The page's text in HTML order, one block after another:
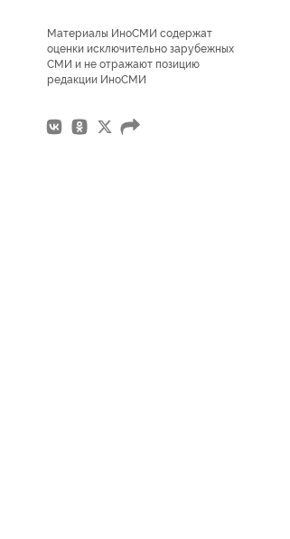
Материалы ИноСМИ содержат
оценки исключительно зарубежных
СМИ и не отражают позицию
редакции ИноСМИ